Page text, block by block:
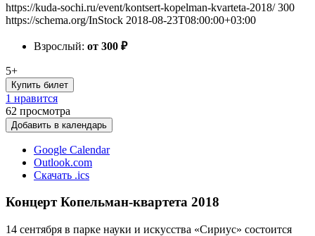
https://kuda-sochi.ru/event/kontsert-kopelman-kvarteta-2018/ 300
https://schema.org/InStock 2018-08-23T08:00:00+03:00
Взрослый: от 300 ₽
5+
Купить билет
1 нравится
62 просмотра
Добавить в календарь
Google Calendar
Outlook.com
Скачать .ics
Концерт Копельман-квартета 2018
14 сентября в парке науки и искусства «Сириус» состоится